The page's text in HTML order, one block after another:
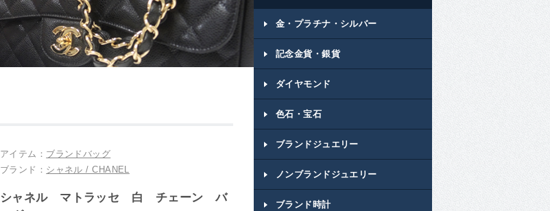
アイテム： ブランドバッグ
ブランド： シャネル / CHANEL
シャネル マトラッセ 白 チェーン バ
金・プラチナ・シルバー
記念金貨・銀貨
ダイヤモンド
色石・宝石
ブランドジュエリー
ノンブランドジュエリー
ブランド時計